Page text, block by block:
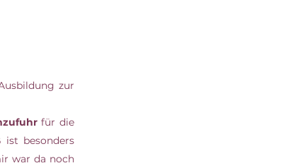
zur
für die
ist besonders
war da noch